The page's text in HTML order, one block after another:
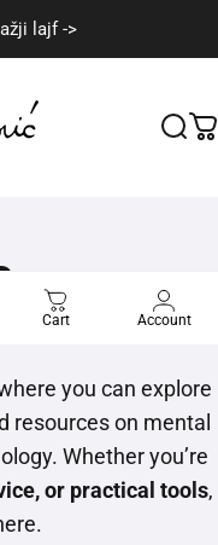
lajf ->
Cart Account
you can explore
resources on mental
Whether you’re
or practical tools,